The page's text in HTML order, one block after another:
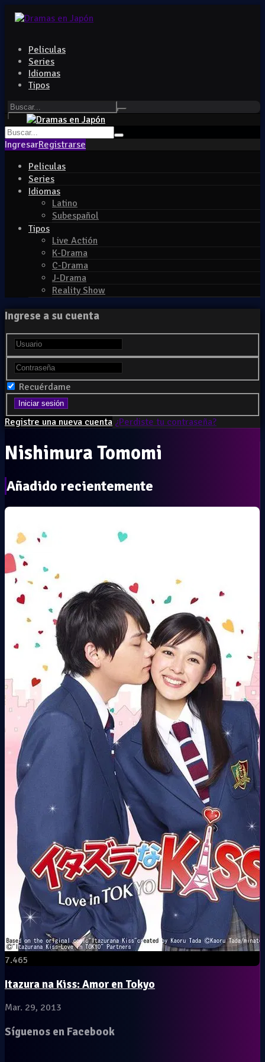
Peliculas
Series
Idiomas
Tipos
IngresarRegistrarse
Peliculas
Series
Idiomas
Latino
Subespañol
Tipos
Live Actión
K-Drama
C-Drama
J-Drama
Reality Show
Ingrese a su cuenta
Recuérdame
Registre una nueva cuenta ¿Perdiste tu contraseña?
Nishimura Tomomi
Añadido recientemente
7.465
Itazura na Kiss: Amor en Tokyo
Mar. 29, 2013
Síguenos en Facebook